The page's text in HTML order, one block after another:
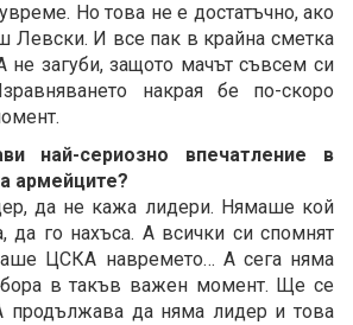
Но това не е достатъчно, ако
Левски. И все пак в крайна сметка
не загуби, защото мачът съвсем си
накрая бе по-скоро
най-сериозно впечатление в
армейците?
да не кажа лидери. Нямаше кой
да го нахъса. А всички си спомнят
ЦСКА навремето… А сега няма
в такъв важен момент. Ще се
продължава да няма лидер и това